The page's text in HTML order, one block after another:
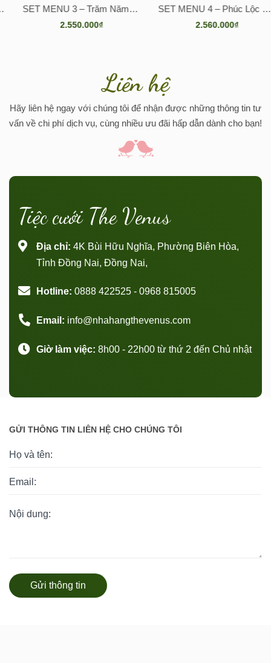
SET MENU 3 – Trăm Năm Hòa Hợp
2.550.000₫
SET MENU 4 – Phúc Lộc Viên Mãn
2.560.000₫
Liên hệ
Hãy liên hệ ngay với chúng tôi để nhận được những thông tin tư
vấn về chi phí dịch vụ, cùng nhiều ưu đãi hấp dẫn dành cho bạn!
Tiệc cưới The Venus
Địa chỉ: 4K Bùi Hữu Nghĩa, Phường Biên Hòa,
Tỉnh Đồng Nai, Đồng Nai,
Hotline: 0888 422525 - 0968 815005
Email: info@nhahangthevenus.com
Giờ làm việc: 8h00 - 22h00 từ thứ 2 đến Chủ nhật
GỬI THÔNG TIN LIÊN HỆ CHO CHÚNG TÔI
Gửi thông tin